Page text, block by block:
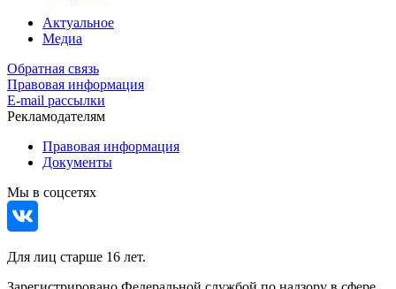
Актуальное
Медиа
Обратная связь
Правовая информация
E-mail рассылки
Рекламодателям
Правовая информация
Документы
Мы в соцсетях
Для лиц старше 16 лет.